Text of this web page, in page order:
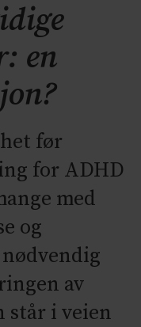
en
før
for ADHD
med
og
av
står i veien